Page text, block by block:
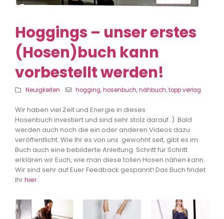
Hoggings – unser erstes
(Hosen)buch kann
vorbestellt werden!
Neuigkeiten hogging,hosenbuch,nähbuch,topp verlag
Wir haben viel Zeit und Energie in dieses
Hosenbuch investiert und sind sehr stolz darauf..) Bald
werden auch noch die ein oder anderen Videos dazu
veröffentlicht. Wie Ihr es von uns gewohnt seit, gibt es im
Buch auch eine bebilderte Anleitung. Schritt für Schritt
erklären wir Euch, wie man diese tollen Hosen nähen kann.
Wir sind sehr auf Euer Feedback gespannt! Das Buch findet
Ihrhier.